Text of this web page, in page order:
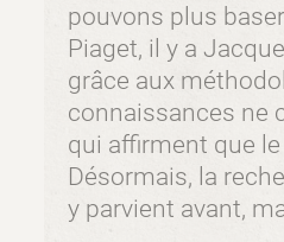
pouvons plus
Piaget, il y a
grâce aux
connaissances ne
qui affirment que
Désormais, la
y parvient avant,